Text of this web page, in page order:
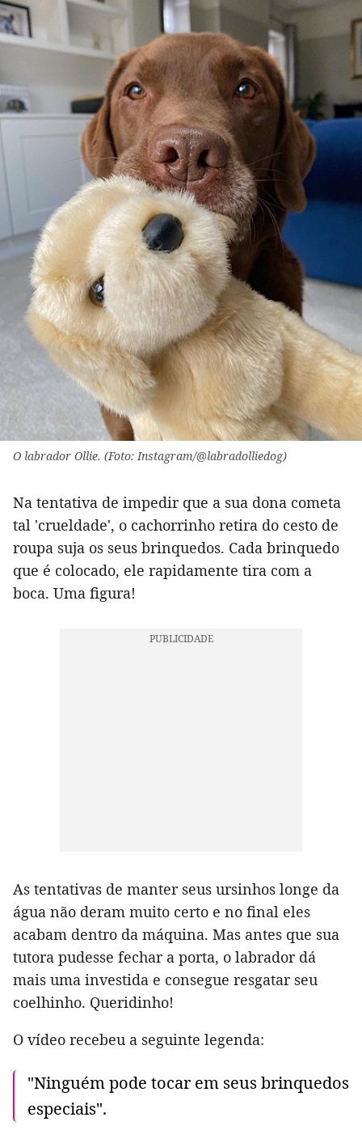
O labrador Ollie. (Foto: Instagram/@labradolliedog)
Na tentativa de impedir que a sua dona cometa
tal 'crueldade', o cachorrinho retira do cesto de
roupa suja os seus brinquedos. Cada brinquedo
que é colocado, ele rapidamente tira com a
boca. Uma figura!
As tentativas de manter seus ursinhos longe da
água não deram muito certo e no final eles
acabam dentro da máquina. Mas antes que sua
tutora pudesse fechar a porta, o labrador dá
mais uma investida e consegue resgatar seu
coelhinho. Queridinho!
O vídeo recebeu a seguinte legenda:
"Ninguém pode tocar em seus brinquedos
especiais".